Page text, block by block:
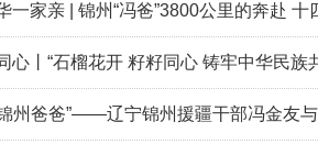
一家亲 | 锦州“冯爸”3800公里的奔赴 十
心丨“石榴花开 籽籽同心 铸牢中华民族
州爸爸”——辽宁锦州援疆干部冯金友